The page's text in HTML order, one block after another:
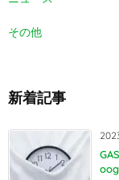
その他
新着記事